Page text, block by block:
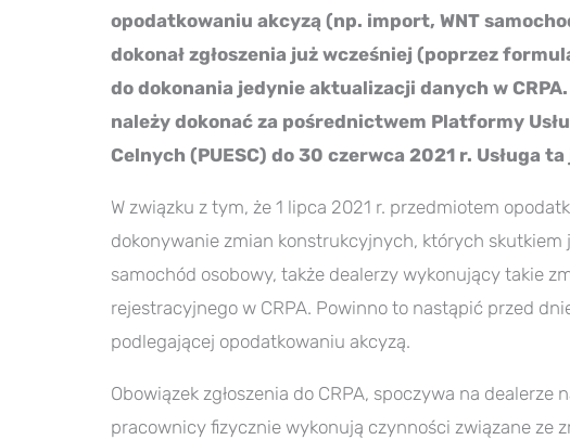
opodatkowaniu akcyzą (np. import, WNT
dokonał zgłoszenia już wcześniej (poprzez
do dokonania jedynie aktualizacji danych w
należy dokonać za pośrednictwem Platformy
Celnych (PUESC) do 30 czerwca 2021 r. Usługa
W związku z tym, że 1 lipca 2021 r. przedmiotem
dokonywanie zmian konstrukcyjnych, których skutkiem
samochód osobowy, także dealerzy wykonujący takie
rejestracyjnego w CRPA. Powinno to nastąpić przed
podlegającej opodatkowaniu akcyzą.
Obowiązek zgłoszenia do CRPA, spoczywa na
pracownicy fizycznie wykonują czynności związane ze